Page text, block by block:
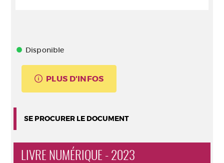
Disponible
PLUS D'INFOS
SE PROCURER LE DOCUMENT
LIVRE NUMÉRIQUE - 2023